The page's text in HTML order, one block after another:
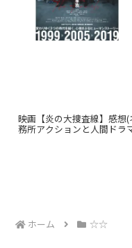
映画【炎の大捜査線】感想(
務所アクションと人間ドラ
ホーム ☆☆